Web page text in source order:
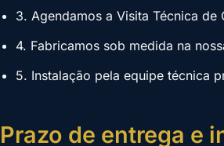
3. Agendamos a Visita Técnica de
4. Fabricamos sob medida na
5. Instalação pela equipe técnica
Prazo de entrega e